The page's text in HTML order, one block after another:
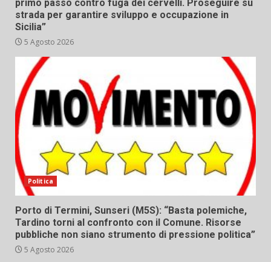
primo passo contro fuga dei cervelli. Proseguire su
strada per garantire sviluppo e occupazione in
Sicilia”
5 Agosto 2026
Politica
Porto di Termini, Sunseri (M5S): “Basta polemiche,
Tardino torni al confronto con il Comune. Risorse
pubbliche non siano strumento di pressione politica”
5 Agosto 2026